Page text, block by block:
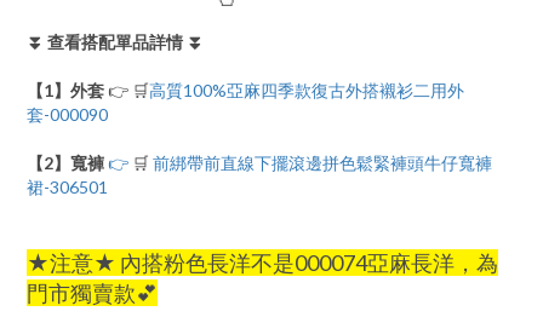
⏬ 查看搭配單品詳情 ⏬
【1】外套👉 🛒高質100%亞麻四季款復古外搭襯衫二用外
套-000090
【2】寬褲👉 🛒 前綁帶前直線下擺滾邊拼色鬆緊褲頭牛仔寬褲
裙-306501
★注意★ 內搭粉色長洋不是000074亞麻長洋，為
門市獨賣款💕